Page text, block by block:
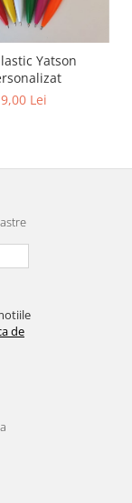
Yatson
9,00 Lei
de